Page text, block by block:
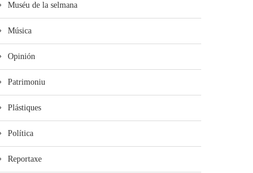
Muséu de la selmana
Música
Opinión
Patrimoniu
Plástiques
Política
Reportaxe